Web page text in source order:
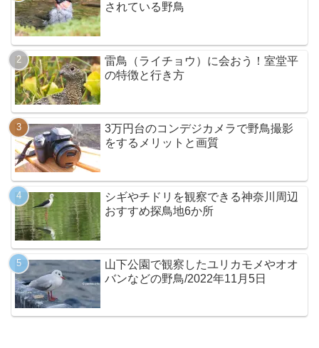
されている野鳥
雷鳥（ライチョウ）に会おう！室堂平
の特徴と行き方
3万円台のコンデジカメラで野鳥撮影
をするメリットと画質
シギやチドリを観察できる神奈川周辺
おすすめ探鳥地6か所
山下公園で観察したユリカモメやオオ
バンなどの野鳥/2022年11月5日